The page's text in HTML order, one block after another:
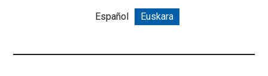
Español Euskara